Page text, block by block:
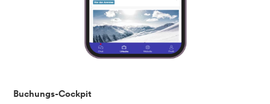
Buchungs-Cockpit